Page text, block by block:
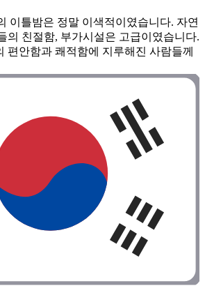
이틀밤은 정말 이색적이였습니다. 자연
의 친절함, 부가시설은 고급이였습니다.
편안함과 쾌적함에 지루해진 사람들께